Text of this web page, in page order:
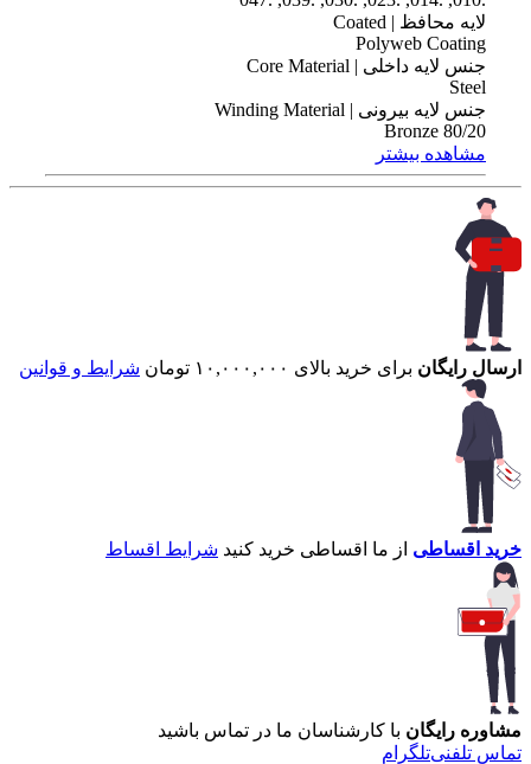
لایه محافظ | Coated
Polyweb Coating
جنس لایه داخلی | Core Material
Steel
جنس لایه بیرونی | Winding Material
80/20 Bronze
مشاهده بیشتر
ارسال رایگان برای خرید بالای ۱۰,۰۰۰,۰۰۰ تومان شرایط و قوانین
خرید اقساطی از ما اقساطی خرید کنید شرایط اقساط
مشاوره رایگان با کارشناسان ما در تماس باشید
تماس تلفنیتلگرام